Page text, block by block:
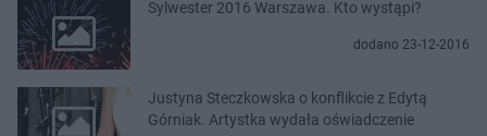
Sylwester 2016 Warszawa. Kto wystąpi?
dodano 23-12-2016
Justyna Steczkowska o konflikcie z Edytą
Górniak. Artystka wydała oświadczenie